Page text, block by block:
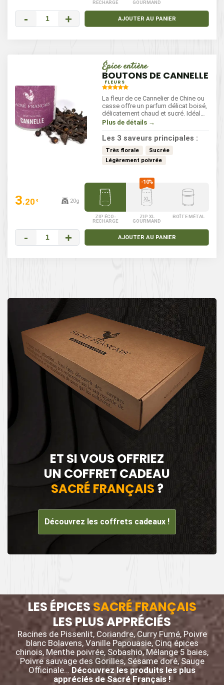
RECHARGE
GOURMAND
- + AJOUTER AU PANIER
Épice entière
BOUTONS DE CANNELLE
FLEURS
La fleur de ce Cannelier de Chine ou
casse offre un parfum délicat boisé,
délicatement chaud et sucré. Idéal
pour aromatiser les desserts, le riz,
volailles braisées, ce bouton floral
Plus de détails →
Les 3 saveurs principales :
Très florale
Sucrée
Légèrement poivrée
3.20 € 20g
ZIP ÉCO-
RECHARGE
ZIP XL
GOURMAND
BOÎTE MÉTAL
- + AJOUTER AU PANIER
ET SI VOUS OFFRIEZ
UN COFFRET CADEAU
SACRÉ FRANÇAIS ?
Découvrez les coffrets cadeaux !
LES ÉPICESSACRÉ FRANÇAIS
LES PLUS APPRÉCIÉS
Racines de Pissenlit, Coriandre, Curry Fumé, Poivre
blanc Bolavens, Vanille Papouasie, Cinq épices
chinois, Menthe poivrée, Sobashio, Mélange 5 baies,
Poivre sauvage des Gorilles, Sésame doré, Sauge
Officinale… Découvrez les produits les plus
appréciés de Sacré Français !